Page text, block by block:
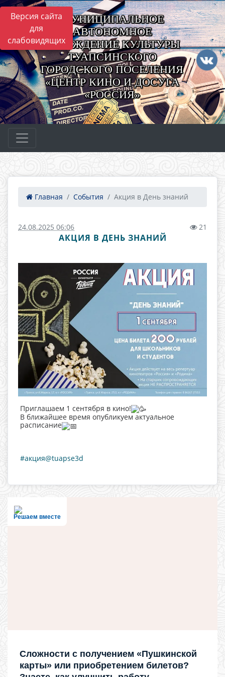
Версия сайта
для
слабовидящих
МУНИЦИПАЛЬНОЕ
АВТОНОМНОЕ
УЧРЕЖДЕНИЕ КУЛЬТУРЫ
ТУАПСИНСКОГО
ГОРОДСКОГО ПОСЕЛЕНИЯ
«ЦЕНТР КИНО И ДОСУГА
«РОССИЯ»
Главная События Акция в День знаний
24.08.2025 06:06 21
АКЦИЯ В ДЕНЬ ЗНАНИЙ
Приглашаем 1 сентября в кино!
В ближайшее время опубликуем актуальное
расписание
#акция@tuapse3d
Решаем вместе
Сложности с получением «Пушкинской
карты» или приобретением билетов?